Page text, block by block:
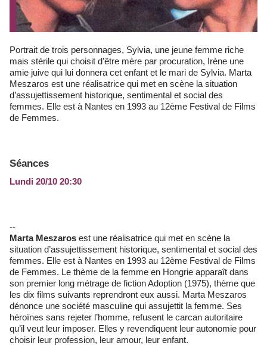
Portrait de trois personnages, Sylvia, une jeune femme riche
mais stérile qui choisit d’être mère par procuration, Irène une
amie juive qui lui donnera cet enfant et le mari de Sylvia. Marta
Meszaros est une réalisatrice qui met en scène la situation
d’assujettissement historique, sentimental et social des
femmes. Elle est à Nantes en 1993 au 12ème Festival de Films
de Femmes.
Séances
Lundi 20/10 20:30
--
Marta Meszaros est une réalisatrice qui met en scène la
situation d’assujettissement historique, sentimental et social des
femmes. Elle est à Nantes en 1993 au 12ème Festival de Films
de Femmes. Le thème de la femme en Hongrie apparaît dans
son premier long métrage de fiction Adoption (1975), thème que
les dix films suivants reprendront eux aussi. Marta Meszaros
dénonce une société masculine qui assujettit la femme. Ses
héroïnes sans rejeter l’homme, refusent le carcan autoritaire
qu’il veut leur imposer. Elles y revendiquent leur autonomie pour
choisir leur profession, leur amour, leur enfant.